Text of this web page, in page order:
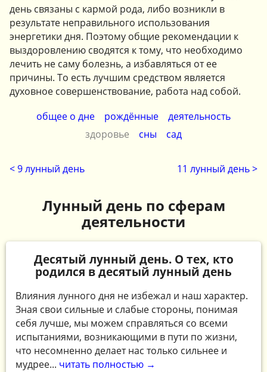
день связаны с кармой рода, либо возникли в
результате неправильного использования
энергетики дня. Поэтому общие рекомендации к
выздоровлению сводятся к тому, что необходимо
лечить не саму болезнь, а избавляться от ее
причины. То есть лучшим средством является
духовное совершенствование, работа над собой.
общее о дне
рождённые
деятельность
здоровье
сны сад
< 9 лунный день 11 лунный день >
Лунный день по сферам
деятельности
Десятый лунный день. О тех, кто
родился в десятый лунный день
Влияния лунного дня не избежал и наш характер.
Зная свои сильные и слабые стороны, понимая
себя лучше, мы можем справляться со всеми
испытаниями, возникающими в пути по жизни,
что несомненно делает нас только сильнее и
мудрее... читать полностью →